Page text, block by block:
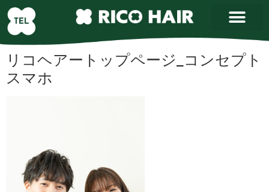
リコヘアートップページ_コンセプト
スマホ